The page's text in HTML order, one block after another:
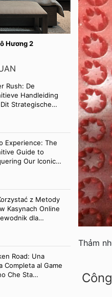
Hương 2
Nội thất
Rush: De
Handleiding
Strategische
Experience: The
Guide to
Our Iconic
z Metody
Kasynach Online
dla
Road: Una
Completa al Game
Che Sta
Thảm